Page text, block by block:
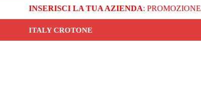
INSERISCI LA TUA AZIENDA: PROMOZIONE
ITALY CROTONE